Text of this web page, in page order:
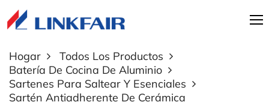
Hogar
Todos Los Productos
Batería De Cocina De Aluminio
Sartenes Para Saltear Y Esenciales
Sartén Antiadherente De Cerámica